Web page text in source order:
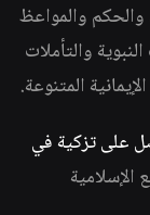
والمواعظ
والتأملات
المتنوعة.
على تزكية في
الإسلامية